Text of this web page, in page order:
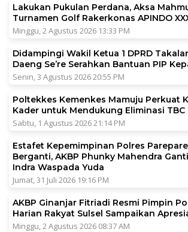
Lakukan Pukulan Perdana, Aksa
Turnamen Golf Rakerkonas APINDO
Minggu, 2 Agustus 2026 13:33 PM
Didampingi Wakil Ketua 1 DPRD
Daeng Se’re Serahkan Bantuan PIP
Senin, 3 Agustus 2026 20:55 PM
Poltekkes Kemenkes Mamuju Perkuat
Kader untuk Mendukung Eliminasi TBC
Sabtu, 1 Agustus 2026 21:14 PM
Estafet Kepemimpinan Polres
Berganti, AKBP Phunky Mahendra
Indra Waspada Yuda
Jumat, 31 Juli 2026 19:16 PM
AKBP Ginanjar Fitriadi Resmi Pimpin
Harian Rakyat Sulsel Sampaikan
Minggu, 2 Agustus 2026 08:37 AM